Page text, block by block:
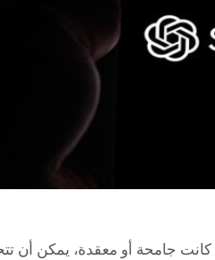
جامحة أو معقدة، يمكن أن